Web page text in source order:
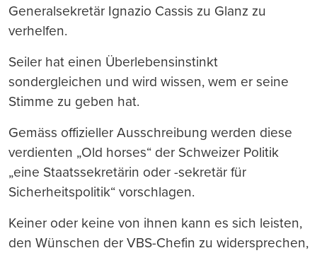
Generalsekretär Ignazio Cassis zu Glanz zu
verhelfen.
Seiler hat einen Überlebensinstinkt
sondergleichen und wird wissen, wem er seine
Stimme zu geben hat.
Gemäss offizieller Ausschreibung werden diese
verdienten „Old horses“ der Schweizer Politik
„eine Staatssekretärin oder -sekretär für
Sicherheitspolitik“ vorschlagen.
Keiner oder keine von ihnen kann es sich leisten,
den Wünschen der VBS-Chefin zu widersprechen,